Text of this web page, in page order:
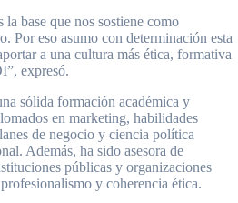
base que nos sostiene como
Por eso asumo con determinación esta
a una cultura más ética, formativa
expresó.
sólida formación académica y
en marketing, habilidades
de negocio y ciencia política
Además, ha sido asesora de
públicas y organizaciones
y coherencia ética.